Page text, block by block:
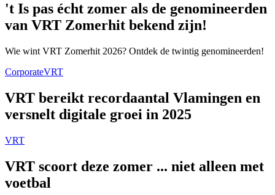
't Is pas écht zomer als de genomineerden
van VRT Zomerhit bekend zijn!
Wie wint VRT Zomerhit 2026? Ontdek de twintig genomineerden!
CorporateVRT
VRT bereikt recordaantal Vlamingen en
versnelt digitale groei in 2025
VRT
VRT scoort deze zomer ... niet alleen met
voetbal